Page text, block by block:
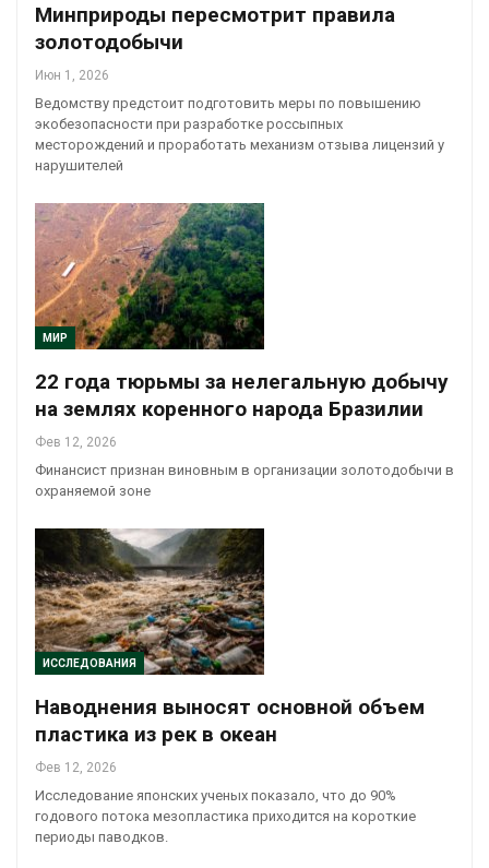
Минприроды пересмотрит правила
золотодобычи
Июн 1, 2026
Ведомству предстоит подготовить меры по повышению
экобезопасности при разработке россыпных
месторождений и проработать механизм отзыва лицензий у
нарушителей
МИР
22 года тюрьмы за нелегальную добычу
на землях коренного народа Бразилии
Фев 12, 2026
Финансист признан виновным в организации золотодобычи в
охраняемой зоне
ИССЛЕДОВАНИЯ
Наводнения выносят основной объем
пластика из рек в океан
Фев 12, 2026
Исследование японских ученых показало, что до 90%
годового потока мезопластика приходится на короткие
периоды паводков.